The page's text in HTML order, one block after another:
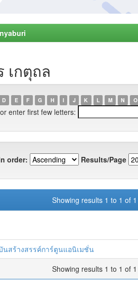
เกตุถล
D E F G H I J K L M N O
or enter first few letters:
order: Results/Page
Showing results 1 to 1 of 1
นสร้างสรรค์การ์ตูนแอนิเมชั่น
Showing results 1 to 1 of 1